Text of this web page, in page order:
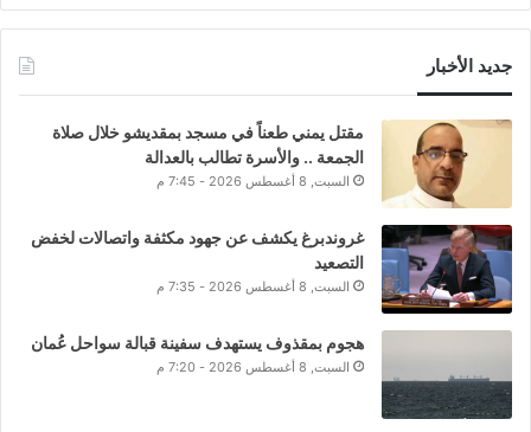
جديد الأخبار
مقتل يمني طعناً في مسجد بمقديشو خلال صلاة
الجمعة .. والأسرة تطالب بالعدالة
السبت, 8 أغسطس 2026 - 7:45 م
غروندبرغ يكشف عن جهود مكثفة واتصالات لخفض
التصعيد
السبت, 8 أغسطس 2026 - 7:35 م
هجوم بمقذوف يستهدف سفينة قبالة سواحل عُمان
السبت, 8 أغسطس 2026 - 7:20 م